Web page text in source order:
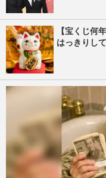
【宝くじ何
はっきりし